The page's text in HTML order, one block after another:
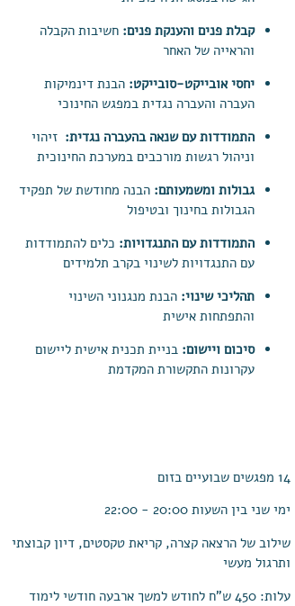
קבלת פנים והענקת פנים: חשיבות הקבלה
והראייה של האחר
יחסי אובייקט-סובייקט: הבנת דינמיקות
העברה והעברה נגדית במפגש החינוכי
התמודדות עם שנאה בהעברה נגדית: זיהוי
וניהול רגשות מורכבים במערכת החינוכית
גבולות ומשמעותם: הבנה מחודשת של תפקיד
הגבולות בחינוך ובטיפול
התמודדות עם התנגדויות: כלים להתמודדות
עם התנגדויות לשינוי בקרב תלמידים
תהליכי שינוי: הבנת מנגנוני השינוי
והתפתחות אישית
סיכום ויישום: בניית תכנית אישית ליישום
עקרונות התקשורת המקדמת
14 מפגשים שבועיים בזום
ימי שני בין השעות 20:00 - 22:00
שילוב של הרצאה קצרה, קריאת טקסטים, דיון קבוצתי
ותרגול מעשי
עלות: 450 ש"ח לחודש למשך ארבעה חודשי לימוד